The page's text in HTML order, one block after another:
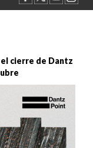
cierre de Dantz